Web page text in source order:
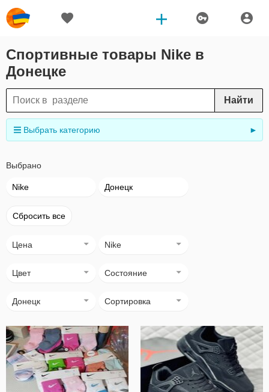
Спортивные товары Nike в
Донецке
Найти
Выбрать категорию ►
Выбрано
Nike Донецк
Сбросить все
Цена Nike
Цвет Состояние
Донецк Сортировка